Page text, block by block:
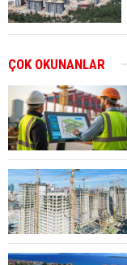
ÇOK OKUNANLAR